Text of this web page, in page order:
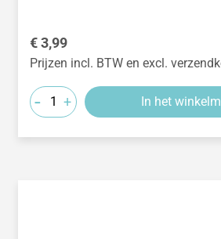
Normale prijs:
€ 3,99
Prijzen incl. BTW en excl.
- + In het